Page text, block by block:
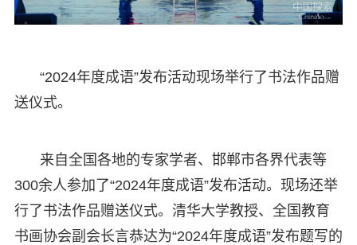
“2024年度成语”发布活动现场举行了书法作品赠
送仪式。
来自全国各地的专家学者、邯郸市各界代表等
300余人参加了“2024年度成语”发布活动。现场还举
行了书法作品赠送仪式。清华大学教授、全国教育
书画协会副会长言恭达为“2024年度成语”发布题写的